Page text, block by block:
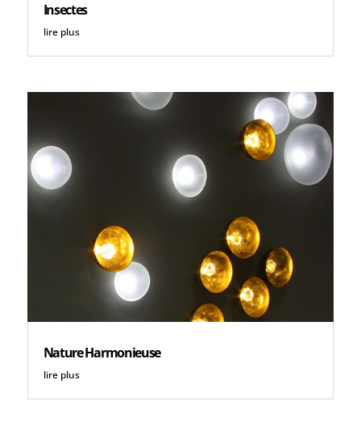
Insectes
lire plus
Nature Harmonieuse
lire plus